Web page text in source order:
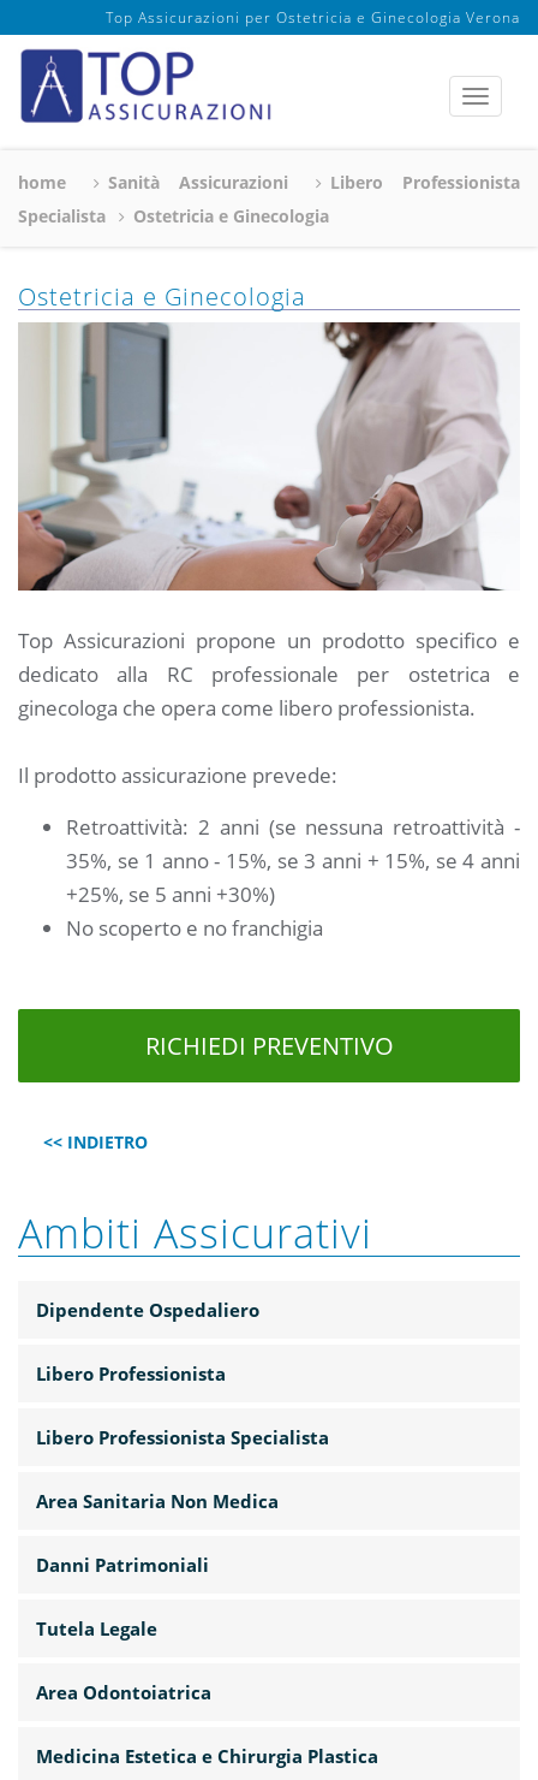
Top Assicurazioni per Ostetricia e Ginecologia Verona
home Sanità Assicurazioni
Libero Professionista
Specialista
Ostetricia e Ginecologia
Ostetricia e Ginecologia
Top Assicurazioni propone un prodotto specifico e
dedicato alla RC professionale per ostetrica e
ginecologa che opera come libero professionista.
Il prodotto assicurazione prevede:
Retroattività: 2 anni (se nessuna retroattività -
35%, se 1 anno - 15%, se 3 anni + 15%, se 4 anni
+25%, se 5 anni +30%)
No scoperto e no franchigia
RICHIEDI PREVENTIVO
<< INDIETRO
Ambiti Assicurativi
Dipendente Ospedaliero
Libero Professionista
Libero Professionista Specialista
Area Sanitaria Non Medica
Danni Patrimoniali
Tutela Legale
Area Odontoiatrica
Medicina Estetica e Chirurgia Plastica